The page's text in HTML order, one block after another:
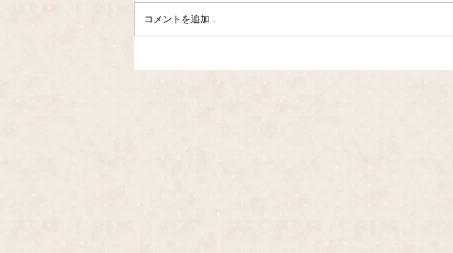
コメントを追加…